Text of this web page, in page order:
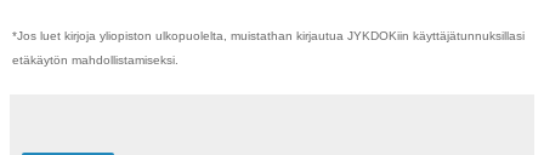
*Jos luet kirjoja yliopiston ulkopuolelta, muistathan kirjautua JYKDOKiin käyttäjätunnuksillasi
etäkäytön mahdollistamiseksi.